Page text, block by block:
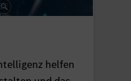
helfen